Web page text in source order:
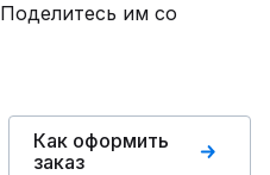
им со
Как оформить
заказ